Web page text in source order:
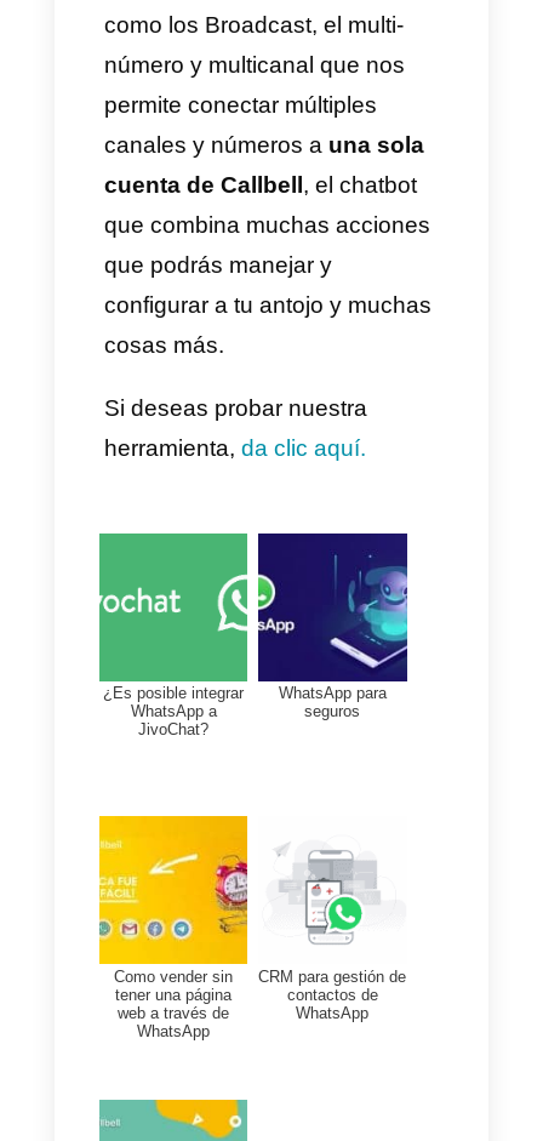
Hacer seguimiento a los
interesados en el programa
de referidos
Enviar mensajes recordatorios
es importante porque, aunque
parezca obvio, las personas
olvidan. En ocasiones
para completar una acción que
que considerar que esta es una
oportunidad para redactar
mensajes que tienenllamados
a la acción y que sean
agradables de leer,
Otra opción es crear un
de urgenciadando una oferta
que caduca en poco tiempo.
Estas ofertas pueden ser tanto
haber logrado que un referido